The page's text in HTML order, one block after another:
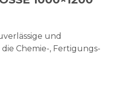
und
Chemie-, Fertigungs-